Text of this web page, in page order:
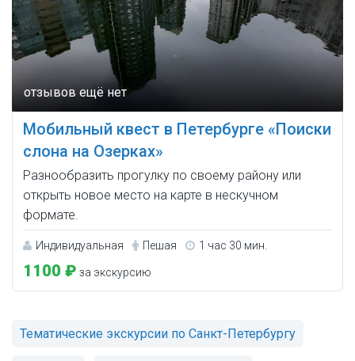
Мобильный квест в Петербурге «Поиски
слона на Озерках»
Разнообразить прогулку по своему району или
открыть новое место на карте в нескучном
формате.
Индивидуальная Пешая 1 час 30 мин.
1100 ₽ за экскурсию
Тематические экскурсии по Санкт-Петербургу